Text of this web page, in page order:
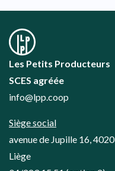
Les Petits Producteurs
SCES agréée
info@lpp.coop
Siège social
avenue de Jupille 16, 4020
Liège